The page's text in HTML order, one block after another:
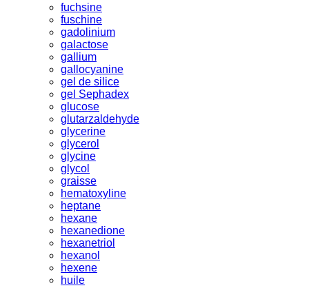
fuchsine
fuschine
gadolinium
galactose
gallium
gallocyanine
gel de silice
gel Sephadex
glucose
glutarzaldehyde
glycerine
glycerol
glycine
glycol
graisse
hematoxyline
heptane
hexane
hexanedione
hexanetriol
hexanol
hexene
huile